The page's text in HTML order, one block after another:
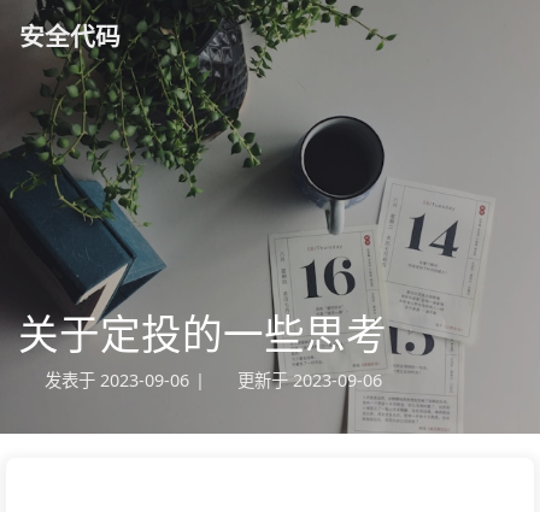
安全代码
关于定投的一些思考
发表于 2023-09-06 | 更新于 2023-09-06